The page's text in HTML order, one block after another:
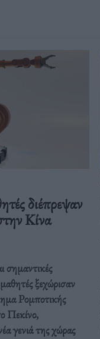
διέπρεψαν
Κίνα
σημαντικές
ξεχώρισαν
Ρομποτικής
Πεκίνο,
γενιά της χώρας